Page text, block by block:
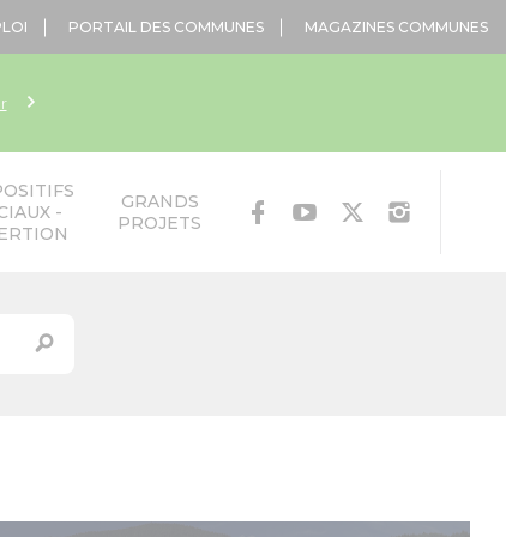
PORTAIL DES COMMUNES MAGAZINES COMMUNES
-
GRANDS
PROJETS